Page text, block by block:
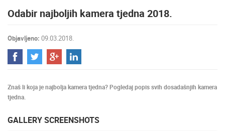
WEB
TERMS OF
USE
PRIVACY
BANERI
Odabir najboljih kamera tjedna 2018.
Objavljeno: 09.03.2018.
Znaš li koja je najbolja kamera tjedna? Pogledaj popis svih dosadašnjih kamera
tjedna.
GALLERY SCREENSHOTS